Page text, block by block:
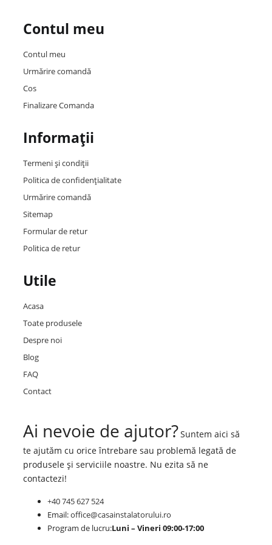
Contul meu
Contul meu
Urmărire comandă
Cos
Finalizare Comanda
Informații
Termeni și condiții
Politica de confidențialitate
Urmărire comandă
Sitemap
Formular de retur
Politica de retur
Utile
Acasa
Toate produsele
Despre noi
Blog
FAQ
Contact
Ai nevoie de ajutor?Suntem aici să
te ajutăm cu orice întrebare sau problemă legată de
produsele și serviciile noastre. Nu ezita să ne
contactezi!
+40 745 627 524
Email:office@casainstalatorului.ro
Program de lucru:Luni – Vineri 09:00-17:00